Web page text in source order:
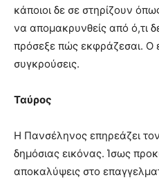
κάποιοι δε σε στηρίζουν
να απομακρυνθείς από ό,τι
πρόσεξε πώς εκφράζεσαι. Ο
συγκρούσεις.
Ταύρος
Η Πανσέληνος επηρεάζει
δημόσιας εικόνας. Ίσως
αποκαλύψεις στο